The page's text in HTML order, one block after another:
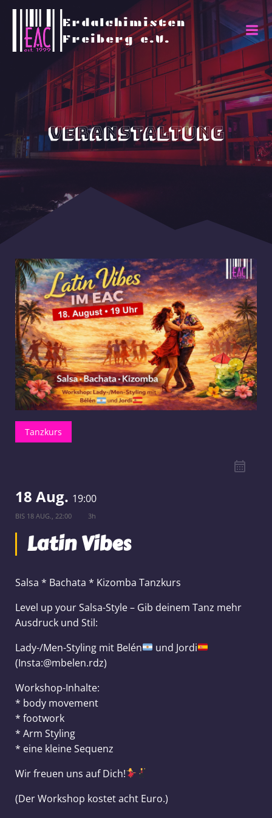
Erdalchimisten
Freiberg e.V.
Veranstaltung
Tanzkurs
18 Aug. 19:00
BIS 18 AUG., 22:00 3h
Latin Vibes
Salsa * Bachata * Kizomba Tanzkurs
Level up your Salsa-Style – Gib deinem Tanz mehr
Ausdruck und Stil:
Lady-/Men-Styling mit Belén
und Jordi
(Insta:@mbelen.rdz)
Workshop-Inhalte:
* body movement
* footwork
* Arm Styling
* eine kleine Sequenz
Wir freuen uns auf Dich!
(Der Workshop kostet acht Euro.)